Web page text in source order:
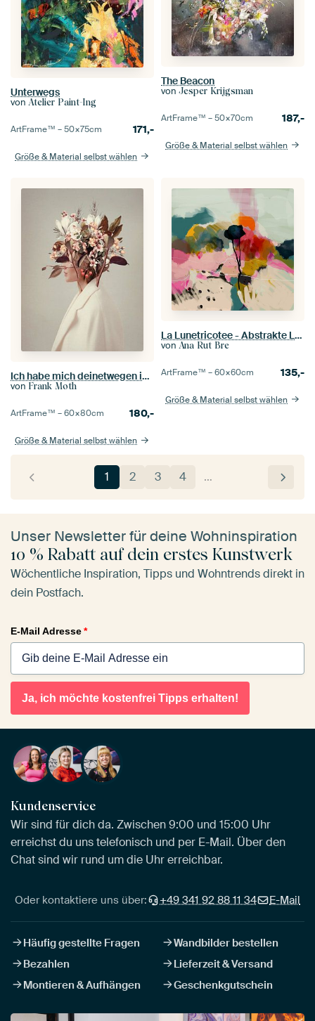
Unterwegs
von Atelier Paint-Ing
ArtFrame™ –50×75cm 171,-
Größe & Material selbst wählen
The Beacon
von Jesper Krijgsman
ArtFrame™ –50×70cm 187,-
Größe & Material selbst wählen
Ich habe mich deinetwegen in den Herbst verliebt
von Frank Moth
ArtFrame™ –60×80cm 180,-
Größe & Material selbst wählen
La Lunetricotee - Abstrakte Landschaft
von Ana Rut Bre
ArtFrame™ –60×60cm 135,-
Größe & Material selbst wählen
1 2 3 4 …
Unser Newsletter für deine Wohninspiration
10 % Rabatt auf dein erstes Kunstwerk
Wöchentliche Inspiration, Tipps und Wohntrends direkt in
dein Postfach.
E-Mail Adresse*
Ja, ich möchte kostenfrei Tipps erhalten!
Kundenservice
Wir sind für dich da. Zwischen 9:00 und 15:00 Uhr
erreichst du uns telefonisch und per E-Mail. Über den
Chat sind wir rund um die Uhr erreichbar.
Oder kontaktiere uns über: +49 341 92 88 11 34 E-Mail
Häufig gestellte Fragen
Wandbilder bestellen
Bezahlen
Lieferzeit & Versand
Montieren & Aufhängen
Geschenkgutschein